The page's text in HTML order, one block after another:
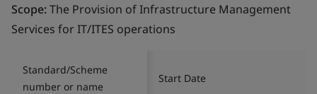
Scope:The Provision of Infrastructure Management
Services for IT/ITES operations
Standard/Scheme
number or name
Start Date